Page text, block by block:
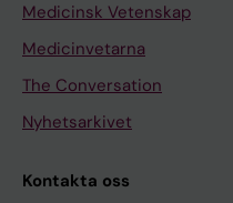
Medicinsk Vetenskap
Medicinvetarna
The Conversation
Nyhetsarkivet
Kontakta oss